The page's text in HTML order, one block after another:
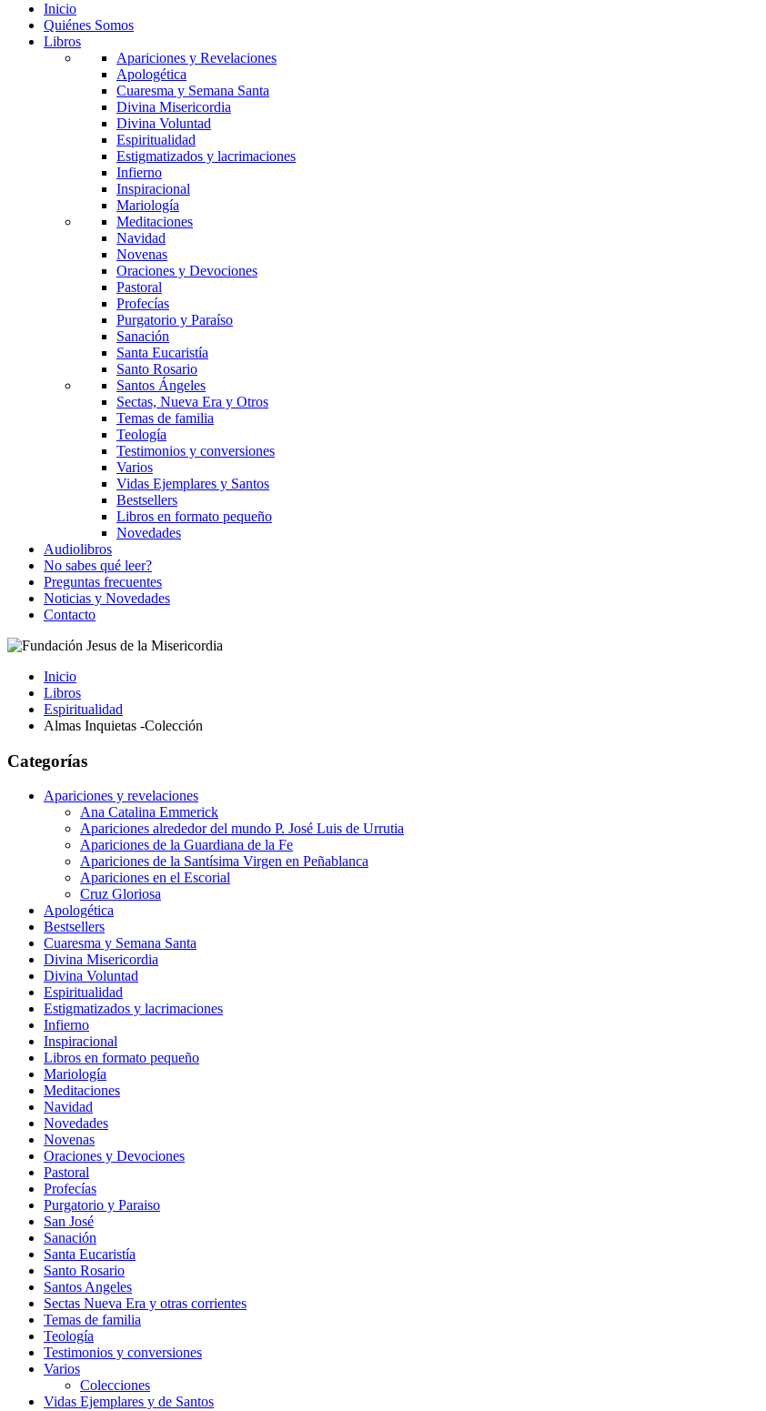
Inicio
Quiénes Somos
Libros
Apariciones y Revelaciones
Apologética
Cuaresma y Semana Santa
Divina Misericordia
Divina Voluntad
Espiritualidad
Estigmatizados y lacrimaciones
Infierno
Inspiracional
Mariología
Meditaciones
Navidad
Novenas
Oraciones y Devociones
Pastoral
Profecías
Purgatorio y Paraíso
Sanación
Santa Eucaristía
Santo Rosario
Santos Ángeles
Sectas, Nueva Era y Otros
Temas de familia
Teología
Testimonios y conversiones
Varios
Vidas Ejemplares y Santos
Bestsellers
Libros en formato pequeño
Novedades
Audiolibros
No sabes qué leer?
Preguntas frecuentes
Noticias y Novedades
Contacto
Inicio
Libros
Espiritualidad
Almas Inquietas -Colección
Categorías
Apariciones y revelaciones
Ana Catalina Emmerick
Apariciones alrededor del mundo P. José Luis de Urrutia
Apariciones de la Guardiana de la Fe
Apariciones de la Santísima Virgen en Peñablanca
Apariciones en el Escorial
Cruz Gloriosa
Apologética
Bestsellers
Cuaresma y Semana Santa
Divina Misericordia
Divina Voluntad
Espiritualidad
Estigmatizados y lacrimaciones
Infierno
Inspiracional
Libros en formato pequeño
Mariología
Meditaciones
Navidad
Novedades
Novenas
Oraciones y Devociones
Pastoral
Profecías
Purgatorio y Paraiso
San José
Sanación
Santa Eucaristía
Santo Rosario
Santos Angeles
Sectas Nueva Era y otras corrientes
Temas de familia
Teología
Testimonios y conversiones
Varios
Colecciones
Vidas Ejemplares y de Santos